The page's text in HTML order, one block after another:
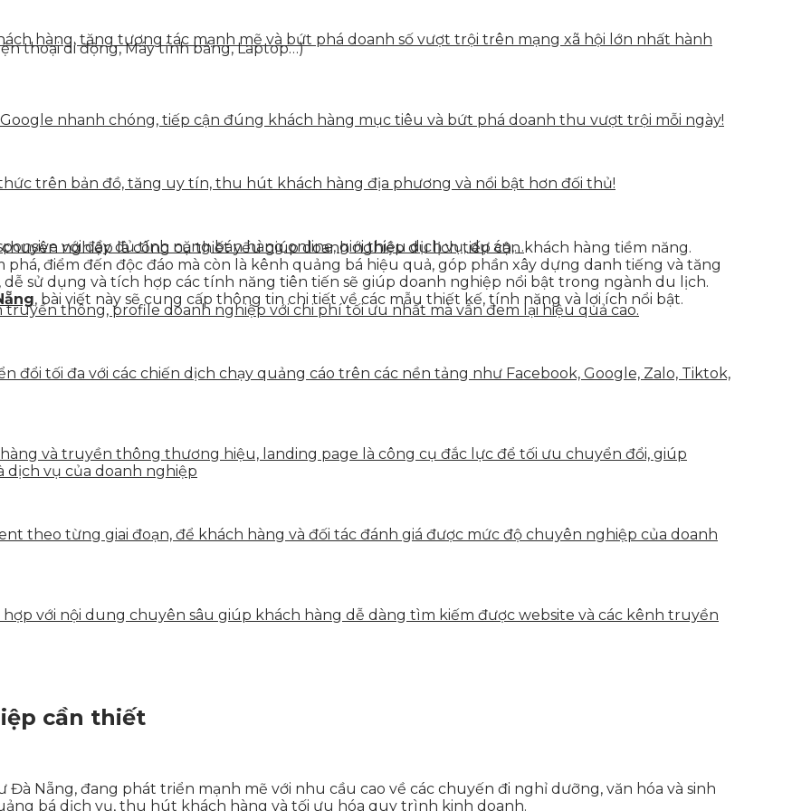
hàng, tăng tương tác mạnh mẽ và bứt phá doanh số vượt trội trên mạng xã hội lớn nhất hành
nhanh chóng, tiếp cận đúng khách hàng mục tiêu và bứt phá doanh thu vượt trội mỗi ngày!
trên bản đồ, tăng uy tín, thu hút khách hàng địa phương và nổi bật hơn đối thủ!
với đầy đủ tính năng bán hàng online, giới thiệu dịch vụ, dự án,…
thông, profile doanh nghiệp với chi phí tối ưu nhất mà vẫn đem lại hiệu quả cao.
đổi tối đa với các chiến dịch chạy quảng cáo trên các nền tảng như Facebook, Google, Zalo, Tiktok,
và truyền thông thương hiệu, landing page là công cụ đắc lực để tối ưu chuyển đổi, giúp
dịch vụ của doanh nghiệp
theo từng giai đoạn, để khách hàng và đối tác đánh giá được mức độ chuyên nghiệp của doanh
hợp với nội dung chuyên sâu giúp khách hàng dễ dàng tìm kiếm được website và các kênh truyền
thoại di động, Máy tính bảng, Laptop…)
nghiệp là công cụ thiết yếu giúp doanh nghiệp du lịch tiếp cận khách hàng tiềm năng.
điểm đến độc đáo mà còn là kênh quảng bá hiệu quả, góp phần xây dựng danh tiếng và tăng
sử dụng và tích hợp các tính năng tiên tiến sẽ giúp doanh nghiệp nổi bật trong ngành du lịch.
, bài viết này sẽ cung cấp thông tin chi tiết về các mẫu thiết kế, tính năng và lợi ích nổi bật.
cần thiết
Nẵng, đang phát triển mạnh mẽ với nhu cầu cao về các chuyến đi nghỉ dưỡng, văn hóa và sinh
bá dịch vụ, thu hút khách hàng và tối ưu hóa quy trình kinh doanh.